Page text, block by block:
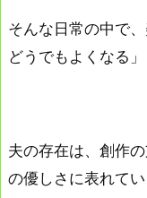
そんな日常の中で
どうでもよくなる
夫の存在は、創作
の優しさに表れてい